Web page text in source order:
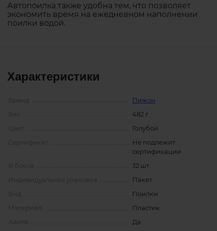
Автопоилка также удобна тем, что позволяет
экономить время на ежедневном наполнении
поилки водой.
Характеристики
Пижон
Вес
482 г
Голубой
Не подлежит
сертификации
В боксе
32 шт.
Пакет
Вид
Поилки
Материал
Пластик
Да